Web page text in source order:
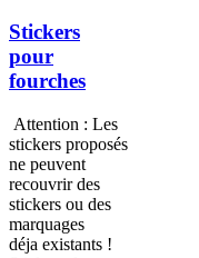
Stickers
pour
fourches
Attention : Les
stickers proposés
ne peuvent
recouvrir des
stickers ou des
marquages
déja existants !